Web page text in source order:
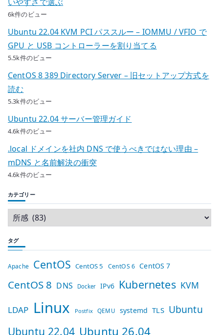
6k件のビュー
Ubuntu 22.04 KVM PCI パススルー – IOMMU / VFIO で
GPU と USB コントローラーを割り当てる
5.5k件のビュー
CentOS 8 389 Directory Server – 旧セットアップ方式を
読む
5.3k件のビュー
Ubuntu 22.04 サーバー管理ガイド
4.6k件のビュー
.local ドメインを社内 DNS で使うべきではない理由 –
mDNS と名前解決の衝突
4.6k件のビュー
カテゴリー
タグ
Apache CentOS CentOS 5 CentOS 6 CentOS 7
CentOS 8 DNS Docker IPv6 Kubernetes KVM
LDAP Linux Postfix QEMU systemd TLS Ubuntu
Ubuntu 22.04 Ubuntu 26.04